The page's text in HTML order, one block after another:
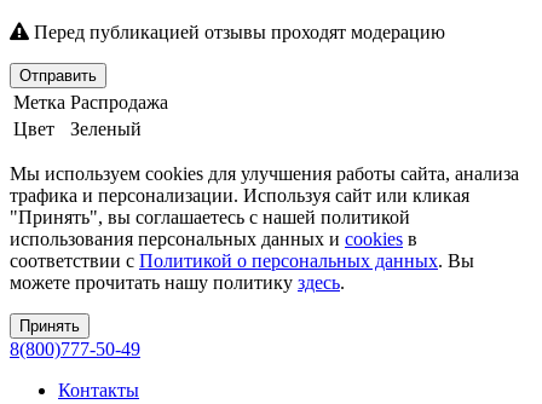
Перед публикацией отзывы проходят модерацию
Отправить
Метка Распродажа
Цвет
Зеленый
Мы используем cookies для улучшения работы сайта, анализа
трафика и персонализации. Используя сайт или кликая
"Принять", вы соглашаетесь с нашей политикой
использования персональных данных и cookies в
соответствии с Политикой о персональных данных. Вы
можете прочитать нашу политику здесь.
Принять
8(800)777-50-49
Контакты